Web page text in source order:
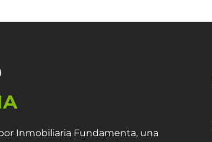
Inmobiliaria Fundamenta, una